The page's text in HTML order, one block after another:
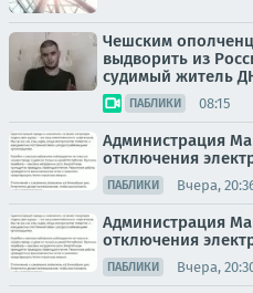
Чешским
выдворить из
судимый житель
ПАБЛИКИ 08:15
Администрация
отключения
ПАБЛИКИ Вчера,
Администрация
отключения
ПАБЛИКИ Вчера,